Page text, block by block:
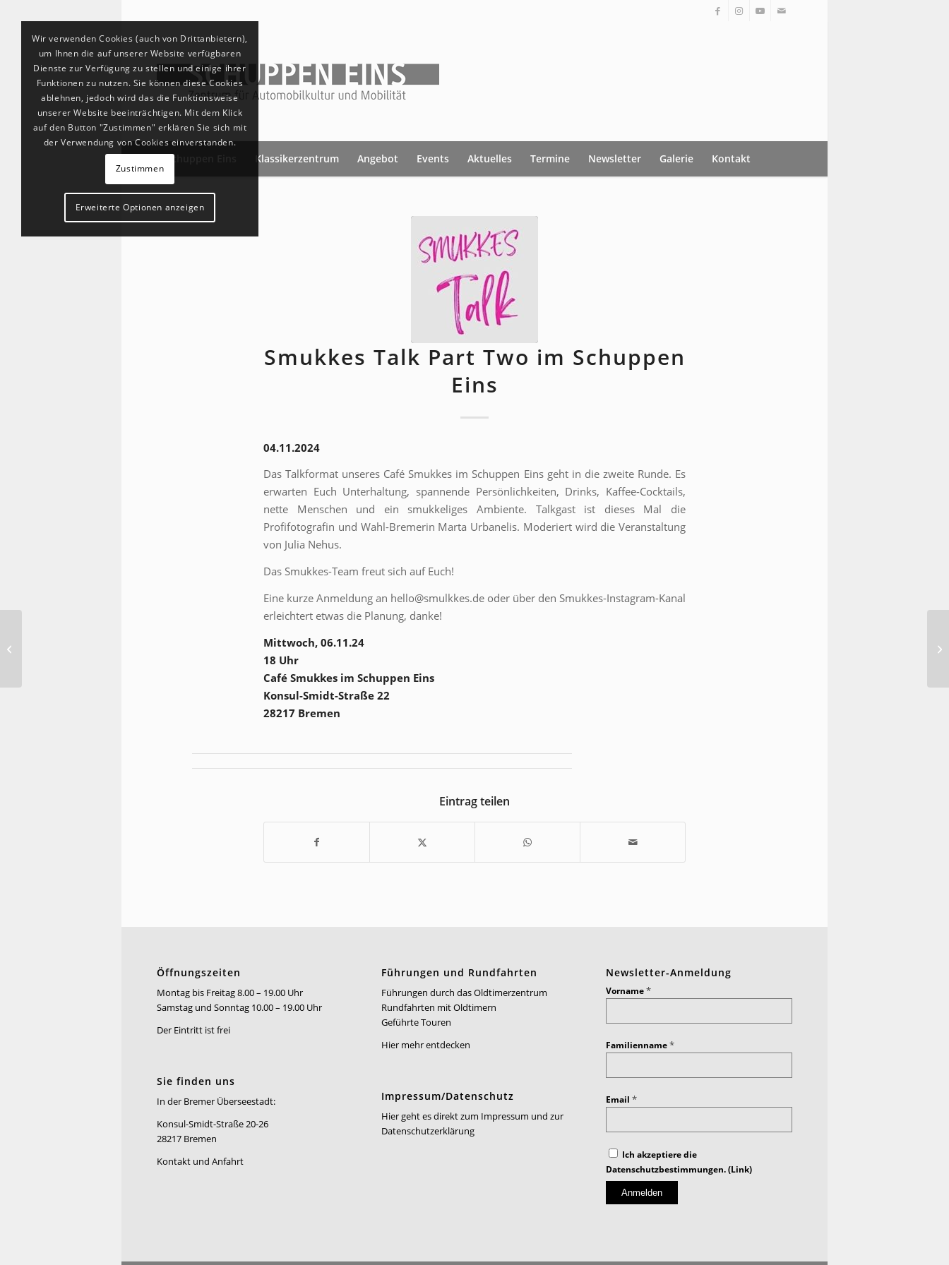
Schuppen Eins Klassikerzentrum Angebot Events Aktuelles Termine Newsletter Galerie Kontakt
Smukkes Talk Part Two im Schuppen
Eins
04.11.2024
Das Talkformat unseres Café Smukkes im Schuppen Eins geht in die zweite Runde. Es
erwarten Euch Unterhaltung, spannende Persönlichkeiten, Drinks, Kaffee-Cocktails,
nette Menschen und ein smukkeliges Ambiente. Talkgast ist dieses Mal die
Profifotografin und Wahl-Bremerin Marta Urbanelis. Moderiert wird die Veranstaltung
von Julia Nehus.
Das Smukkes-Team freut sich auf Euch!
Eine kurze Anmeldung an hello@smulkkes.de oder über den Smukkes-Instagram-Kanal
erleichtert etwas die Planung, danke!
Mittwoch, 06.11.24
18 Uhr
Café Smukkes im Schuppen Eins
Konsul-Smidt-Straße 22
28217 Bremen
Eintrag teilen
Öffnungszeiten
Montag bis Freitag 8.00 – 19.00 Uhr
Samstag und Sonntag 10.00 – 19.00 Uhr
Der Eintritt ist frei
Sie finden uns
In der Bremer Überseestadt:
Konsul-Smidt-Straße 20-26
28217 Bremen
Kontakt und Anfahrt
Führungen und Rundfahrten
Führungen durch das Oldtimerzentrum
Rundfahrten mit Oldtimern
Geführte Touren
Hier mehr entdecken
Impressum/Datenschutz
Hier geht es direkt zum Impressum und zur
Datenschutzerklärung
Newsletter-Anmeldung
Vorname*
Familienname*
Email *
Ich akzeptiere die
Datenschutzbestimmungen. (Link)
Wir verwenden Cookies (auch von Drittanbietern),
um Ihnen die auf unserer Website verfügbaren
Dienste zur Verfügung zu stellen und einige ihrer
Funktionen zu nutzen. Sie können diese Cookies
ablehnen, jedoch wird das die Funktionsweise
unserer Website beeinträchtigen. Mit dem Klick
auf den Button "Zustimmen" erklären Sie sich mit
der Verwendung von Cookies einverstanden.
Zustimmen
Erweiterte Optionen anzeigen